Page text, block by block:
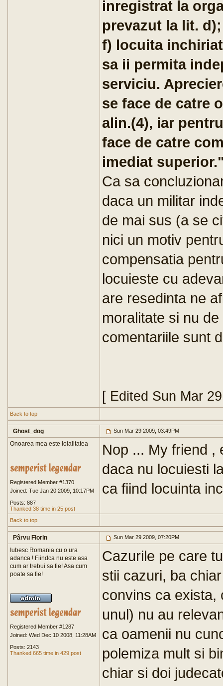
inregistrat la
prevazut la lit. d);
f) locuita
sa ii permita
serviciu.
se face de catre
alin.(4), iar
face de catre
imediat
Ca sa
daca un militar
de mai sus (a se
nici un motiv
compensatia
locuieste cu
are resedinta ne
moralitate si nu
comentariile sunt
[ Edited Sun Mar
Back to top
Ghost_dog Sun Mar 29 2009, 03:49PM
Onoarea mea este loialitatea
Registered Member #1370
Joined: Tue Jan 20 2009, 10:17PM
Posts: 887
Thanked 38 time in 25 post
Nop ... My friend ,
daca nu locuiesti
ca fiind locuinta
Back to top
Pârvu Florin Sun Mar 29 2009, 07:20PM
Iubesc Romania cu o ura
adanca ! Fiindca nu este asa
cum ar trebui sa fie! Asa cum
poate sa fie!
Registered Member #1287
Joined: Wed Dec 10 2008, 11:28AM
Posts: 2143
Thanked 665 time in 429 post
Cazurile pe care
stii cazuri, ba
convins ca exista,
unul) nu au
ca oamenii nu
polemiza mult si
chiar si doi